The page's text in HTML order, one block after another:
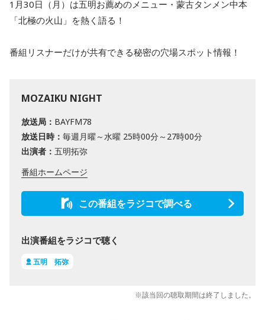
1月30日（月）は五明お薦めのメニュー・蒙古タンメン中本
「北極の火山」を熱く語る！
番組リスナーだけが共有できる秘密の穴場スポット情報！
MOZAIKU NIGHT
放送局： BAYFM78
放送日時： 毎週月曜～水曜 25時00分～27時00分
出演者： 五明拓弥
番組ホームページ
この番組をラジコで調べる
出演番組をラジコで聴く
五明 拓弥
※該当回の聴取期間は終了しました。